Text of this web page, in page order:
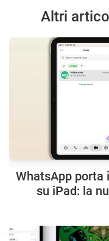
Altri
WhatsApp porta
su iPad: la